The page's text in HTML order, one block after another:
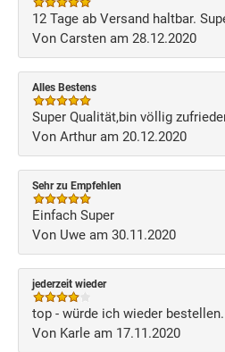
12 Tage ab Versand haltbar.
Von Carsten am 28.12.2020
Alles Bestens
Super Qualität,bin völlig
Von Arthur am 20.12.2020
Sehr zu Empfehlen
Einfach Super
Von Uwe am 30.11.2020
jederzeit wieder
top - würde ich wieder
Von Karle am 17.11.2020